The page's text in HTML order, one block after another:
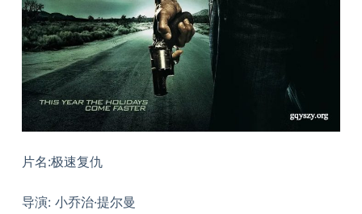
片名:极速复仇
导演: 小乔治·提尔曼